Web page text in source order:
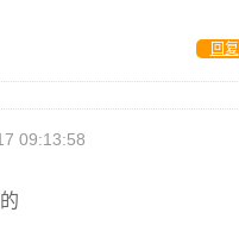
回复
09:13:58